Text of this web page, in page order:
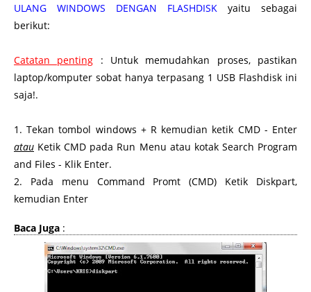
ULANG WINDOWS DENGAN FLASHDISK yaitu sebagai
berikut:
Catatan penting : Untuk memudahkan proses, pastikan
laptop/komputer sobat hanya terpasang 1 USB Flashdisk ini
saja!.
1. Tekan tombol windows + R kemudian ketik CMD - Enter
atau Ketik CMD pada Run Menu atau kotak Search Program
and Files - Klik Enter.
2. Pada menu Command Promt (CMD) Ketik Diskpart,
kemudian Enter
Baca Juga :